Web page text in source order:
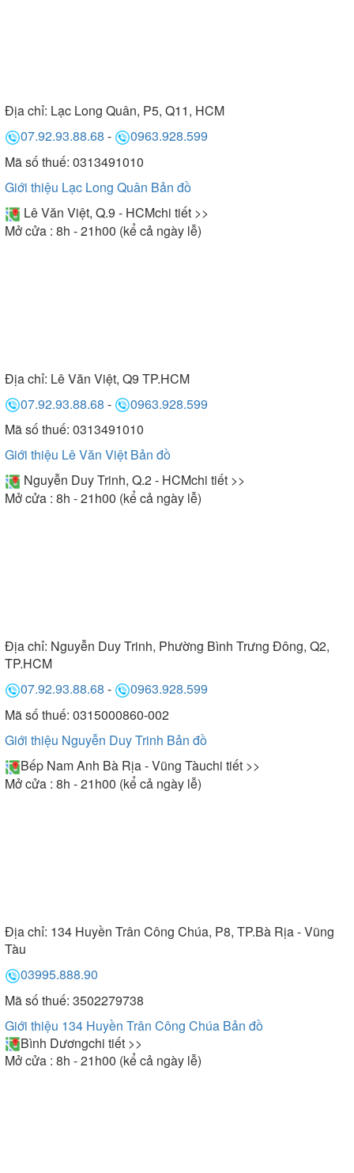
Địa chỉ: Lạc Long Quân, P5, Q11, HCM
07.92.93.88.68 -
0963.928.599
Mã số thuế: 0313491010
Giới thiệu Lạc Long Quân Bản đồ
Lê Văn Việt, Q.9 - HCMchi tiết >>
Mở cửa : 8h - 21h00 (kể cả ngày lễ)
Địa chỉ: Lê Văn Việt, Q9 TP.HCM
07.92.93.88.68 -
0963.928.599
Mã số thuế: 0313491010
Giới thiệu Lê Văn Việt Bản đồ
Nguyễn Duy Trinh, Q.2 - HCMchi tiết >>
Mở cửa : 8h - 21h00 (kể cả ngày lễ)
Địa chỉ: Nguyễn Duy Trinh, Phường Bình Trưng Đông, Q2,
TP.HCM
07.92.93.88.68 -
0963.928.599
Mã số thuế: 0315000860-002
Giới thiệu Nguyễn Duy Trinh Bản đồ
Bếp Nam Anh Bà Rịa - Vũng Tàuchi tiết >>
Mở cửa : 8h - 21h00 (kể cả ngày lễ)
Địa chỉ: 134 Huyền Trân Công Chúa, P8, TP.Bà Rịa - Vũng
Tàu
03995.888.90
Mã số thuế: 3502279738
Giới thiệu 134 Huyền Trân Công Chúa Bản đồ
Bình Dươngchi tiết >>
Mở cửa : 8h - 21h00 (kể cả ngày lễ)